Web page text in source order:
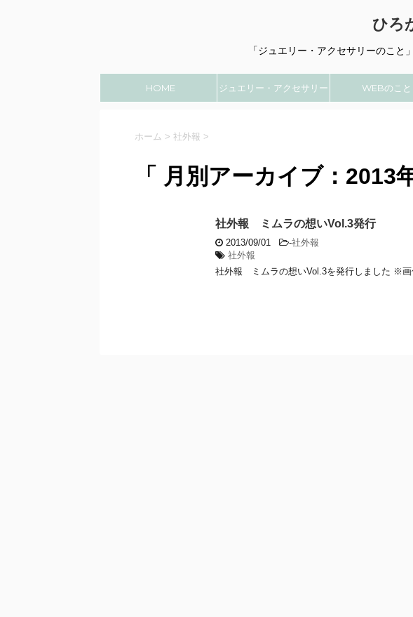
ひろ
「ジュエリー・アクセサリーのこ
HOME ジュエリー・アクセサリー WEBのこと
ホーム > 社外報 >
「 月別アーカイブ：2013
社外報 ミムラの想いVol.3発行
2013/09/01 -社外報
社外報
社外報 ミムラの想いVol.3を発行しました ※画